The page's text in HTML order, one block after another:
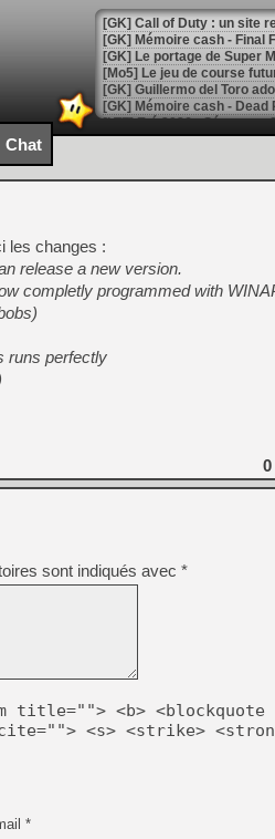
[GK] Le portage de Super
[Mo5] Le jeu de course
[GK] Guillermo del Toro
[LTF] Eté 2026 - Séquence
[GK] Mistfall Hunter :
[GK] Wo Long 2 évolue
[GK] Crossfire : un TPS à
[LS] [PS5] Premiers
[Mo5] DOOM arrive en
[GK] Bethesda fête les 30
[GK] Roblox : l'action en
[GK] Agenda - GeForce
[LS] [PS5] ps5-y2jb-
[GK] Pourquoi Marvel
[GK] GTA 6 : Rockstar
[GK] Hot Wheels Infinite
[GK] Mémoire cash -
[GK] Résultats Nintendo :
[GK] Déjà des
[Mo5] Brickboy cherche à
[GK] Minecraft et ses «
[GK] Beast of
[GK] Ubisoft : fin de partie
[GK] Mémoire cash -
[GK] Dan Houser (GTA)
[GK] Comment EA Sports
[GK] Crimson Moon : un
[GK] Isle of Reveries : le
Chat
les changes :
release a new version.
completly programmed with
runs perfectly
0
sont indiqués avec *
title=""> <b> <blockquote
<s> <strike>
*